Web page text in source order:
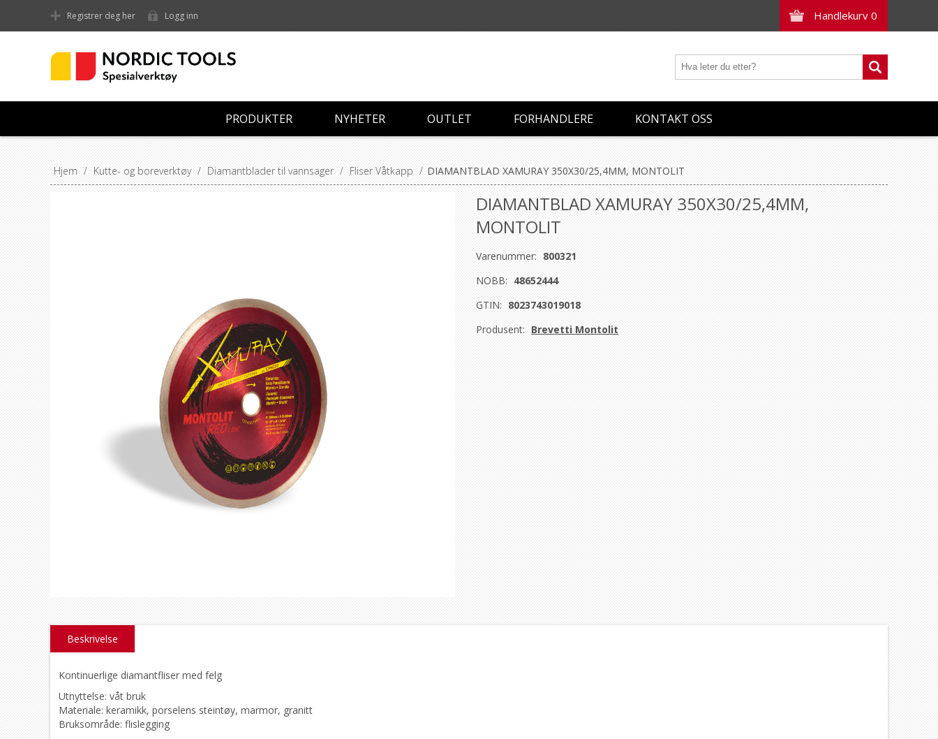
Handlekurv 0
Registrer deg her Logg inn
PRODUKTER NYHETER OUTLET FORHANDLERE KONTAKT OSS
Hjem / Kutte- og boreverktøy / Diamantblader til vannsager / Fliser Våtkapp / DIAMANTBLAD XAMURAY 350X30/25,4MM, MONTOLIT
DIAMANTBLAD XAMURAY 350X30/25,4MM,
MONTOLIT
Varenummer: 800321
NOBB: 48652444
GTIN: 8023743019018
Produsent: Brevetti Montolit
Beskrivelse
Kontinuerlige diamantfliser med felg
Utnyttelse: våt bruk
Materiale: keramikk, porselens steintøy, marmor, granitt
Bruksområde: flislegging